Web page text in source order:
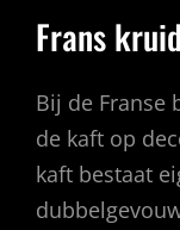
Frans
Bij de Franse
de kaft op
kaft bestaat